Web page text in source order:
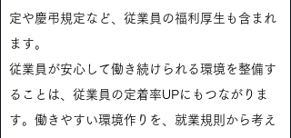
定や慶弔規定など、従業員の福利厚生も含まれ
ます。
​従業員が安心して働き続けられる環境を整備す
ることは、従業員の定着率UPにもつながりま
す。働きやすい環境作りを、就業規則から考え